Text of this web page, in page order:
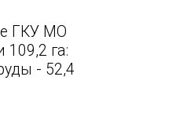
ГКУ МО
га:
- 52,4